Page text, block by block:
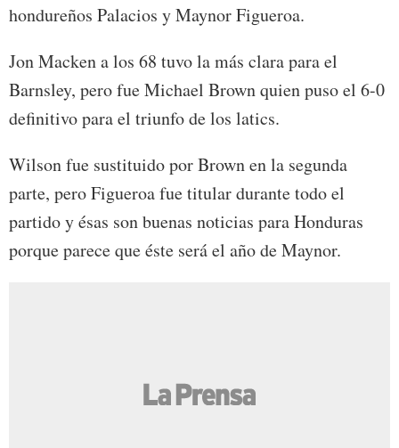
hondureños Palacios y Maynor Figueroa.
Jon Macken a los 68 tuvo la más clara para el
Barnsley, pero fue Michael Brown quien puso el 6-0
definitivo para el triunfo de los latics.
Wilson fue sustituido por Brown en la segunda
parte, pero Figueroa fue titular durante todo el
partido y ésas son buenas noticias para Honduras
porque parece que éste será el año de Maynor.